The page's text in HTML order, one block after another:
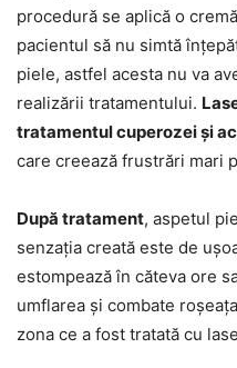
procedură se aplică o
pacientul să nu simtă
piele, astfel acesta nu va
realizării tratamentului.
tratamentul cuperozei și
care creează frustrări mari
După tratament, aspetul
senzația creată este de
estompează în căteva ore
umflarea și combate
zona ce a fost tratată cu